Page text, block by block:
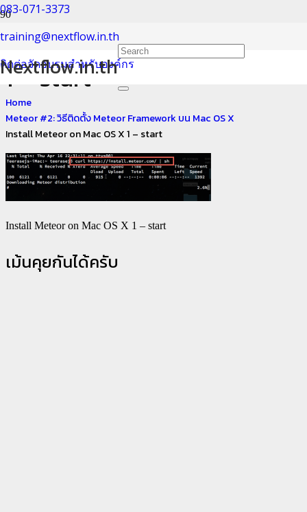
083-071-3373
training@nextflow.in.th
ติดต่อจัดอบรมสำหรับองค์กร
Nextflow.in.th
Install Meteor on Mac OS X
1 – start
Home
Meteor #2: วิธีติดตั้ง Meteor Framework บน Mac OS X
Install Meteor on Mac OS X 1 – start
Install Meteor on Mac OS X 1 – start
เม้นคุยกันได้ครับ